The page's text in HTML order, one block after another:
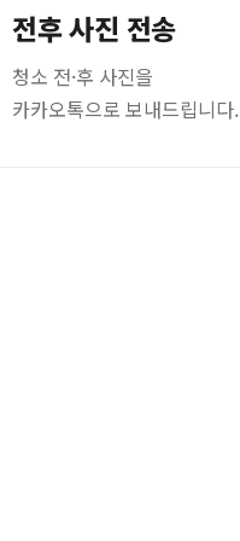
전후 사진 전송
청소 전·후 사진을
카카오톡으로 보내드립니다.